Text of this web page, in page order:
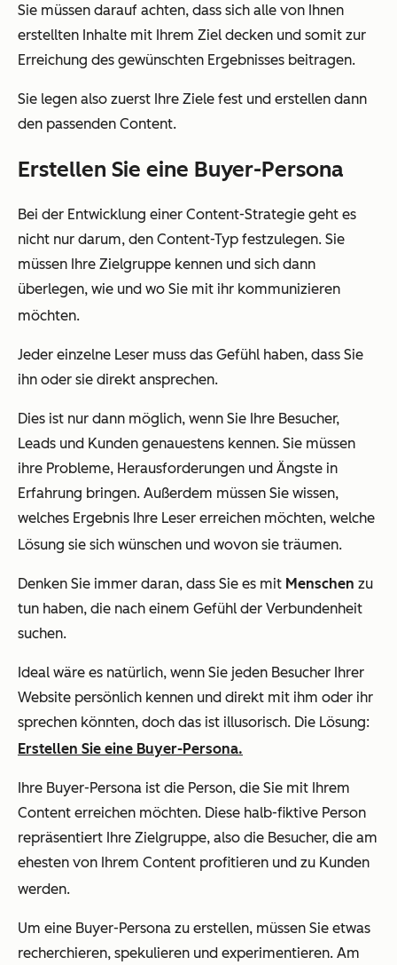
Sie müssen darauf achten, dass sich alle von Ihnen
erstellten Inhalte mit Ihrem Ziel decken und somit zur
Erreichung des gewünschten Ergebnisses beitragen.
Sie legen also zuerst Ihre Ziele fest und erstellen dann
den passenden Content.
Erstellen Sie eine Buyer-Persona
Bei der Entwicklung einer Content-Strategie geht es
nicht nur darum, den Content-Typ festzulegen. Sie
müssen Ihre Zielgruppe kennen und sich dann
überlegen, wie und wo Sie mit ihr kommunizieren
möchten.
Jeder einzelne Leser muss das Gefühl haben, dass Sie
ihn oder sie direkt ansprechen.
Dies ist nur dann möglich, wenn Sie Ihre Besucher,
Leads und Kunden genauestens kennen. Sie müssen
ihre Probleme, Herausforderungen und Ängste in
Erfahrung bringen. Außerdem müssen Sie wissen,
welches Ergebnis Ihre Leser erreichen möchten, welche
Lösung sie sich wünschen und wovon sie träumen.
Denken Sie immer daran, dass Sie es mit Menschen zu
tun haben, die nach einem Gefühl der Verbundenheit
suchen.
Ideal wäre es natürlich, wenn Sie jeden Besucher Ihrer
Website persönlich kennen und direkt mit ihm oder ihr
sprechen könnten, doch das ist illusorisch. Die Lösung:
Erstellen Sie eine Buyer-Persona.
Ihre Buyer-Persona ist die Person, die Sie mit Ihrem
Content erreichen möchten. Diese halb-fiktive Person
repräsentiert Ihre Zielgruppe, also die Besucher, die am
ehesten von Ihrem Content profitieren und zu Kunden
werden.
Um eine Buyer-Persona zu erstellen, müssen Sie etwas
recherchieren, spekulieren und experimentieren. Am